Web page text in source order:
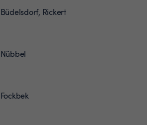
Büdelsdorf, Rickert
Nübbel
Fockbek